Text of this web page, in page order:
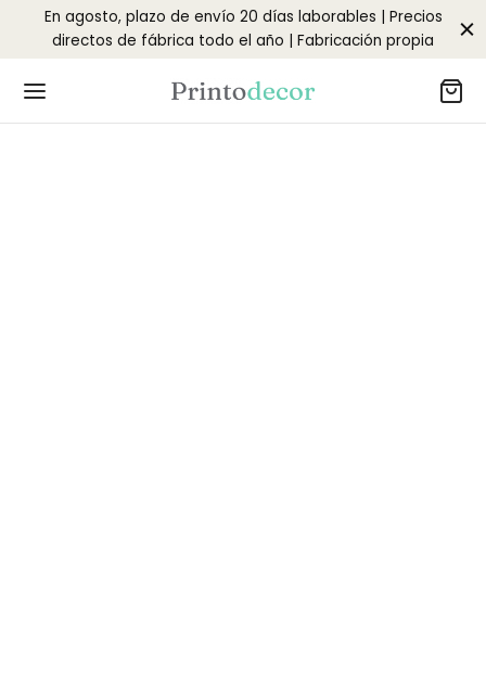
En agosto, plazo de envío 20 días laborables | Precios
directos de fábrica todo el año | Fabricación propia